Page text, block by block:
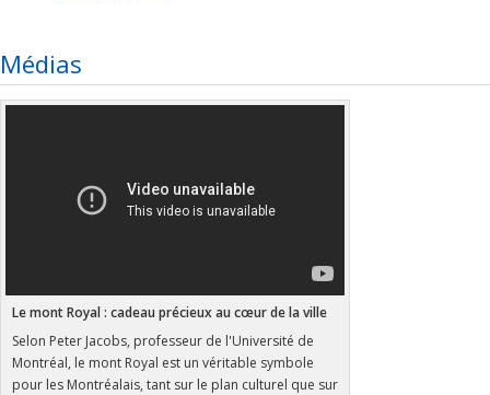
Médias
Le mont Royal : cadeau précieux au cœur de la ville
Selon Peter Jacobs, professeur de l'Université de
Montréal, le mont Royal est un véritable symbole
pour les Montréalais, tant sur le plan culturel que sur